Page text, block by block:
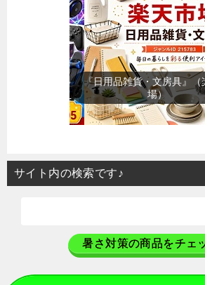
『日用品雑貨・文房具』（
場）
サイト内の検索です♪
暑さ対策の商品をチェ